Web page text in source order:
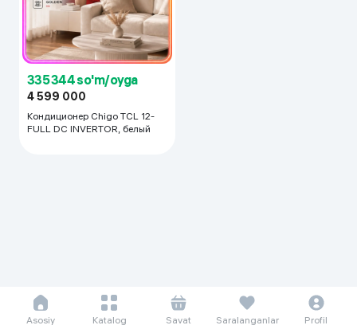
335 344 so'm/oyga
4 599 000
Кондиционер Chigo TCL 12-
FULL DC INVERTOR, белый
Asosiy Katalog Savat Saralanganlar Profil